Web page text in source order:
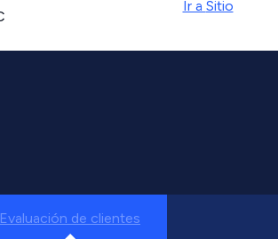
Ir a Sitio
Evaluación de clientes